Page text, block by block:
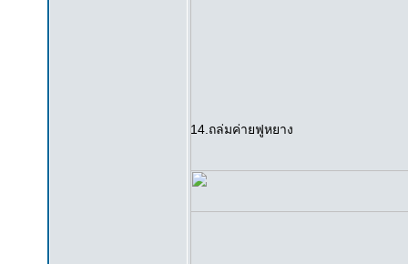
14.ถล่มค่ายฟูหยาง